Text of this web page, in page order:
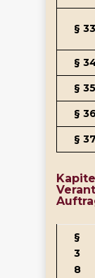
§ 33
§
§ 35
§ 36
§ 37
§
3
8